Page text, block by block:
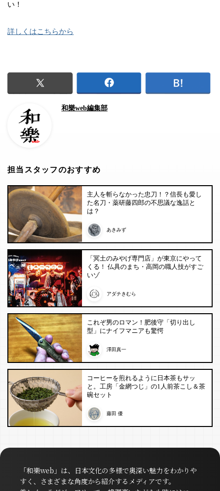
い！
詳しくはこちらから
和樂web編集部
担当スタッフのおすすめ
主人を斬らなかった忠刀！？信長も愛し
た名刀・薬研藤四郎の不思議な逸話と
は？
あきみず
「冥土のみやげ専門店」が東京にやって
くる！ 仏具のまち・高岡の職人技がすご
いゾ
アダチきむら
これぞ男のロマン！肥後守「切り出し
型」にナイフマニアも驚愕
澤田真一
コーヒーを煎れるように日本茶もサッ
と。工房「金網つじ」の1人前茶こし＆茶
碗セット
藤田 優
「和樂web」は、日本文化の多様で奥深い魅力をわかりや
すく、さまざまな角度から紹介するメディアです。